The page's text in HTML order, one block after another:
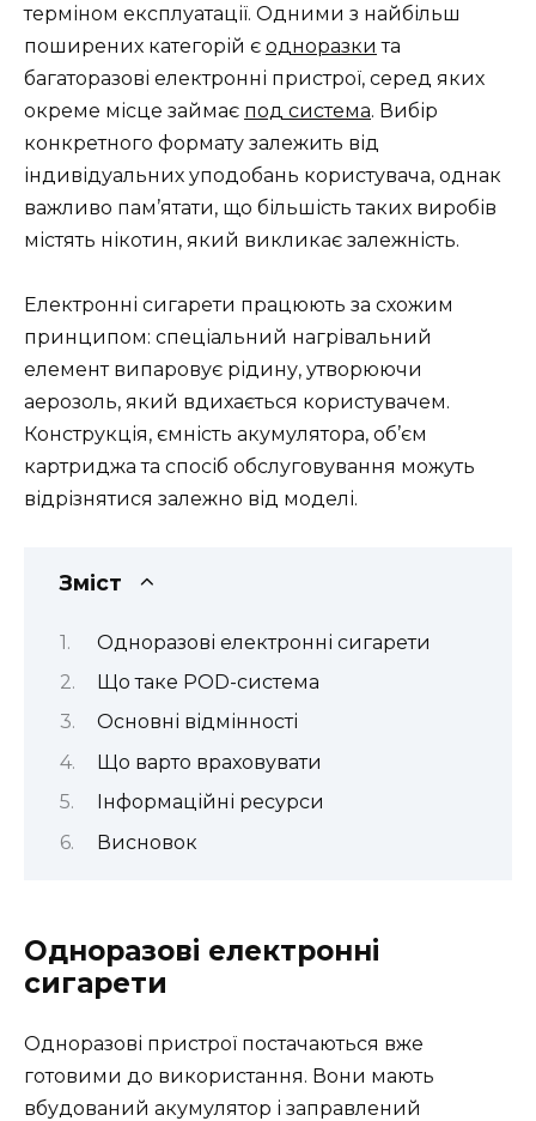
терміном експлуатації. Одними з найбільш
поширених категорій є одноразки та
багаторазові електронні пристрої, серед яких
окреме місце займає под система. Вибір
конкретного формату залежить від
індивідуальних уподобань користувача, однак
важливо пам’ятати, що більшість таких виробів
містять нікотин, який викликає залежність.
Електронні сигарети працюють за схожим
принципом: спеціальний нагрівальний
елемент випаровує рідину, утворюючи
аерозоль, який вдихається користувачем.
Конструкція, ємність акумулятора, об’єм
картриджа та спосіб обслуговування можуть
відрізнятися залежно від моделі.
Зміст
Одноразові електронні сигарети
Що таке POD-система
Основні відмінності
Що варто враховувати
Інформаційні ресурси
Висновок
Одноразові електронні
сигарети
Одноразові пристрої постачаються вже
готовими до використання. Вони мають
вбудований акумулятор і заправлений